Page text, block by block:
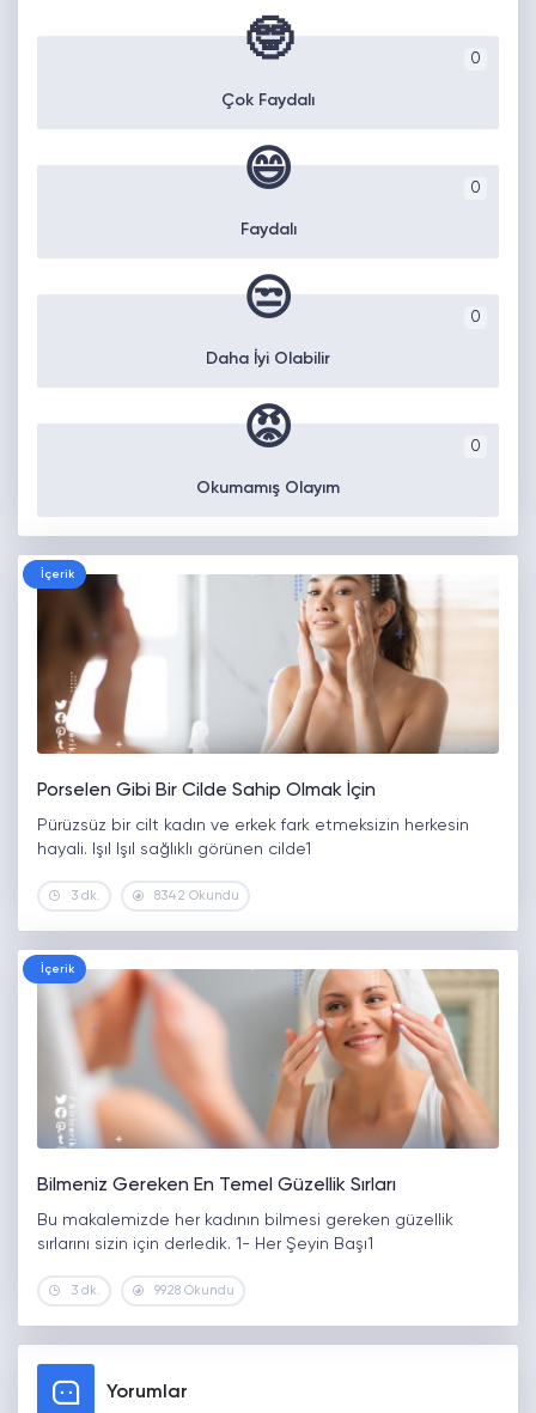
0
🤓
Çok Faydalı
0
😄
Faydalı
0
😒
Daha İyi Olabilir
0
😡
Okumamış Olayım
İçerik
Porselen Gibi Bir Cilde Sahip Olmak İçin
Pürüzsüz bir cilt kadın ve erkek fark etmeksizin herkesin
hayali. Işıl Işıl sağlıklı görünen cilde1
3 dk. 8342 Okundu
İçerik
Bilmeniz Gereken En Temel Güzellik Sırları
Bu makalemizde her kadının bilmesi gereken güzellik
sırlarını sizin için derledik. 1- Her Şeyin Başı1
3 dk. 9928 Okundu
Yorumlar